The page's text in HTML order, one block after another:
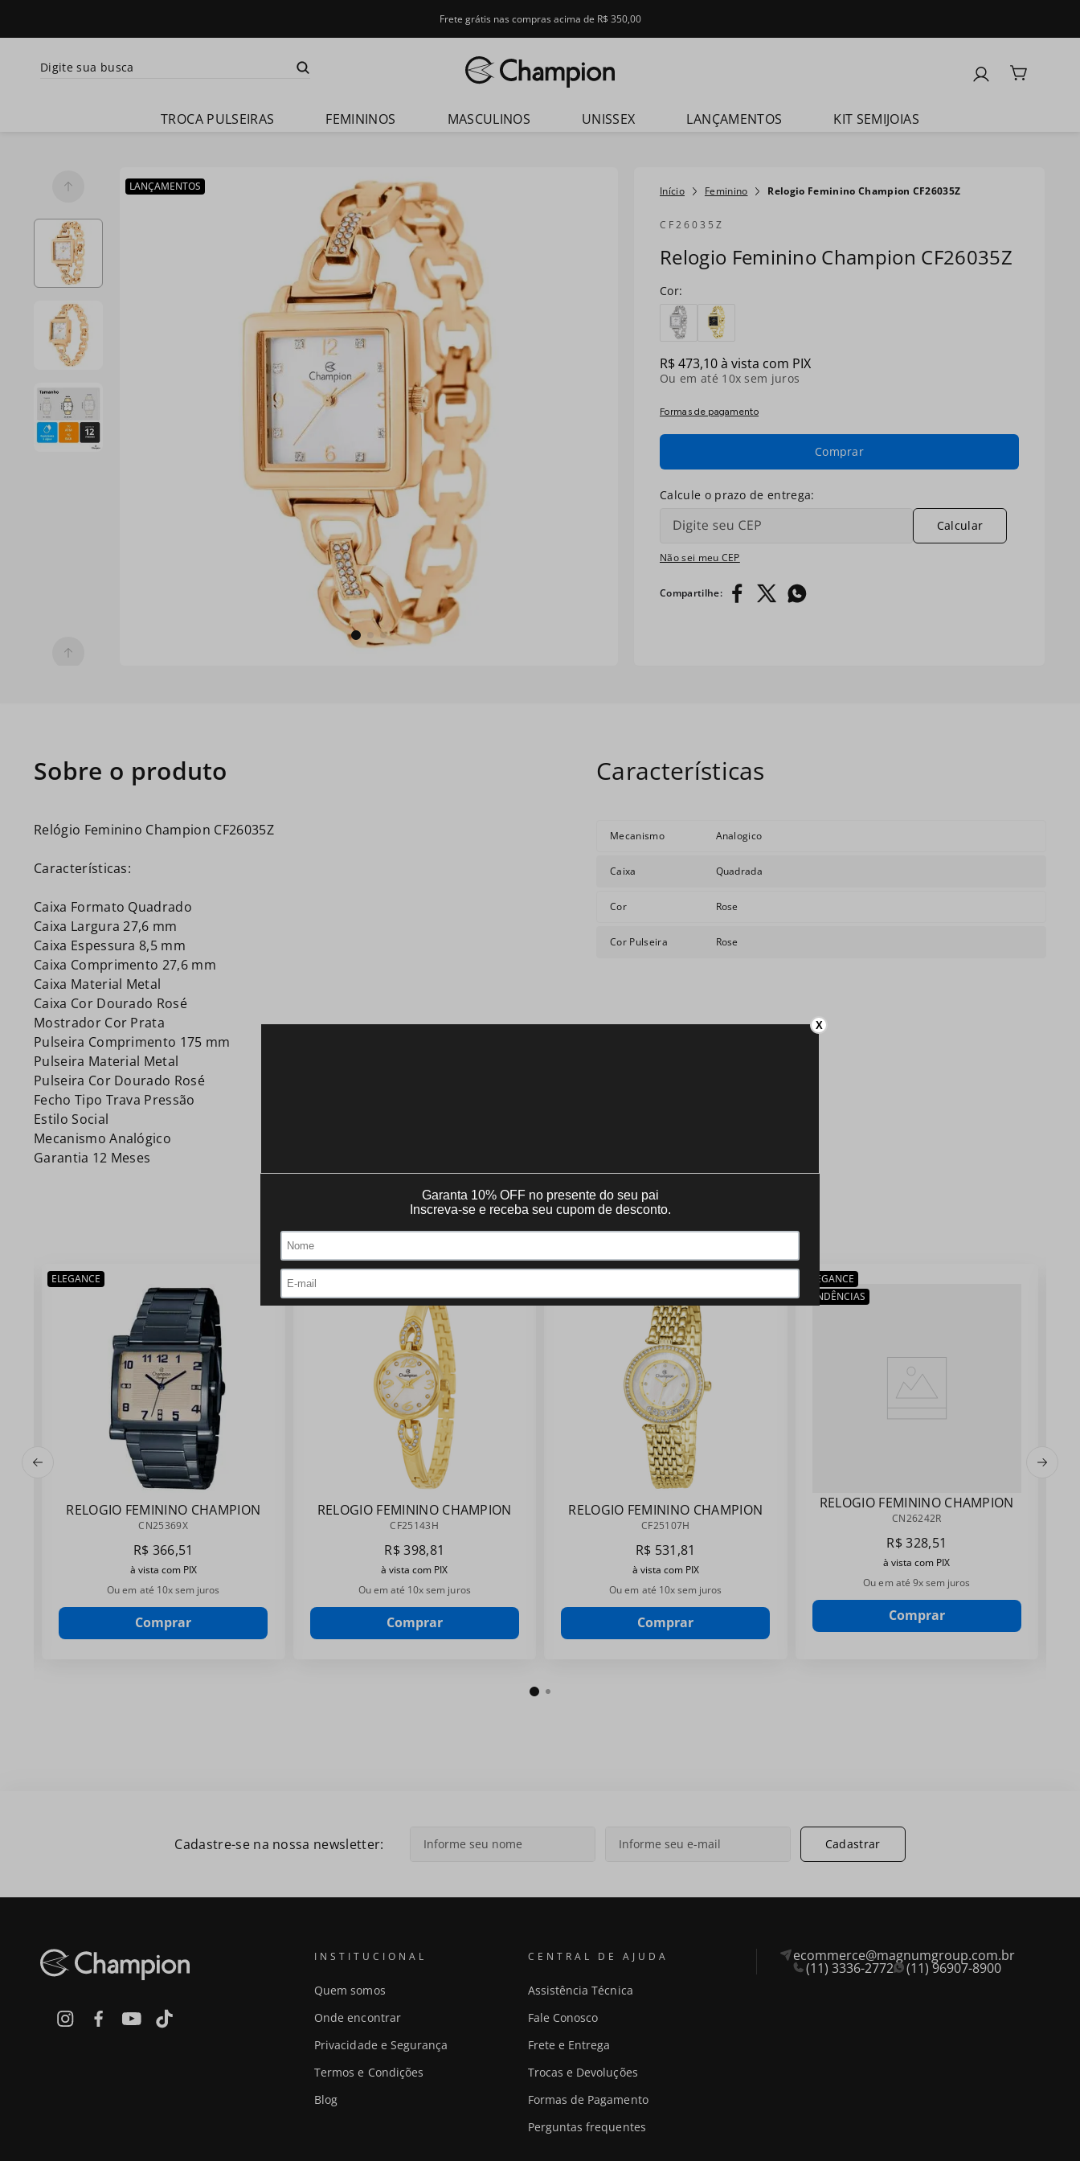
Frete grátis nas compras acima de R$ 350,00
Digite sua busca
TROCA PULSEIRAS FEMININOS MASCULINOS UNISSEX LANÇAMENTOS KIT SEMIJOIAS
LANÇAMENTOS Feminino Relogio Feminino Champion CF26035Z
CF26035Z
Relogio Feminino Champion CF26035Z
R$473,10à vista com PIX
Ou em até 10x sem juros
Formas de pagamento
Comprar
Não sei meu CEP
Calcular
Relógio Feminino Champion CF26035Z
Características:
Caixa Formato Quadrado
Caixa Largura 27,6 mm
Caixa Espessura 8,5 mm
Caixa Comprimento 27,6 mm
Caixa Material Metal
Caixa Cor Dourado Rosé
Mostrador Cor Prata
Pulseira Comprimento 175 mm
Pulseira Material Metal
Pulseira Cor Dourado Rosé
Fecho Tipo Trava Pressão
Estilo Social
Mecanismo Analógico
Garantia 12 Meses
Mecanismo Analogico
Caixa Quadrada
Cor Rose
Cor Pulseira Rose
QUEM VIU, VIU TAMBÉM:
ELEGANCE
RELOGIO FEMININO CHAMPION
CN25369X
CN25369X
R$ 366,51
à vista com PIX
Ou em até 10x sem juros
Comprar
MINI
RELOGIO FEMININO CHAMPION
CF25143H
CF25143H
R$ 398,81
à vista com PIX
Ou em até 10x sem juros
Comprar
RELOGIO FEMININO CHAMPION
CF25107H
CF25107H
R$ 531 ,81
à vista com PIX
Ou em até 10x sem juros
Comprar
ELEGANCE
TENDÊNCIAS
RELOGIO FEMININO CHAMPION
CN26242R
CN26242R
R$ 328,51
à vista com PIX
Ou em até 9x sem juros
Comprar
Cadastre-se na nossa newsletter: Cadastrar
INSTITUCIONAL
Quem somos
Onde encontrar
Privacidade e Segurança
Termos e Condições
Blog
CENTRAL DE AJUDA
Assistência Técnica
Fale Conosco
Frete e Entrega
Trocas e Devoluções
Formas de Pagamento
Perguntas frequentes
ecommerce@magnumgroup.com.br
(11) 3336-2772 (11) 96907-8900
X
1
champion
feminino
relogio
masculino
troca-
pulseira
5
relogio
smartwatch
ch30224
7º
digital
8º
masculino
9º
relogio
prata
dourado
10º kit troca-
pulseira